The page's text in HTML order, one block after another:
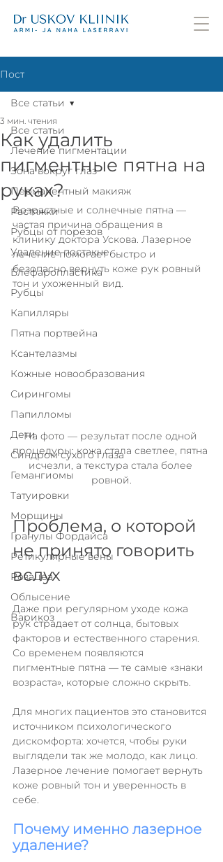
Пост
Все статьи
Лечение пигментации
Зона вокруг глаз
Перманентный макияж
Растяжки
Рубцы от порезов
Удаление постакне
Блефаропластика
Рубцы
Капилляры
Пятна портвейна
Ксантелазмы
Кожные новообразования
Сирингомы
Папилломы
Дети
Синдром сухого глаза
Гемангиомы
Татуировки
Морщины
Гранулы Фордайса
Ретикулярные вены
Розацеа
Облысение
Варикоз
Все статьи
Как удалить
пигментные пятна на
руках?
3 мин. чтения
Возрастные и солнечные пятна —
частая причина обращения в
клинику доктора Ускова. Лазерное
лечение помогает быстро и
безопасно вернуть коже рук ровный
тон и ухоженный вид.
На фото — результат после одной
процедуры: кожа стала светлее, пятна
исчезли, а текстура стала более
ровной.
Проблема, о которой
не принято говорить
вслух
Даже при регулярном уходе кожа
рук страдает от солнца, бытовых
факторов и естественного старения.
Со временем появляются
пигментные пятна — те самые «знаки
возраста», которые сложно скрыть.
Для многих пациентов это становится
источником психологического
дискомфорта: хочется, чтобы руки
выглядели так же молодо, как лицо.
Лазерное лечение помогает вернуть
коже ровный тон и уверенность в
себе.
Почему именно лазерное
удаление?